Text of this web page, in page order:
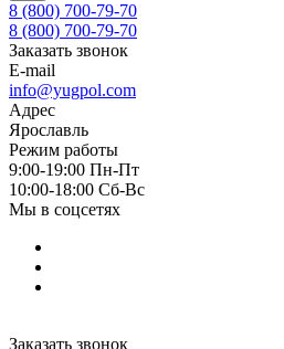
8 (800) 700-79-70
8 (800) 700-79-70
Заказать звонок
E-mail
info@yugpol.com
Адрес
Ярославль
Режим работы
9:00-19:00 Пн-Пт
10:00-18:00 Cб-Вс
Мы в соцсетях
Заказать звонок